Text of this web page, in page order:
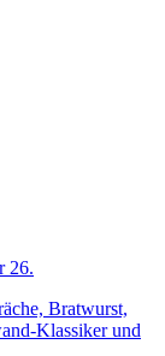
26.
Bratwurst,
Klassiker und